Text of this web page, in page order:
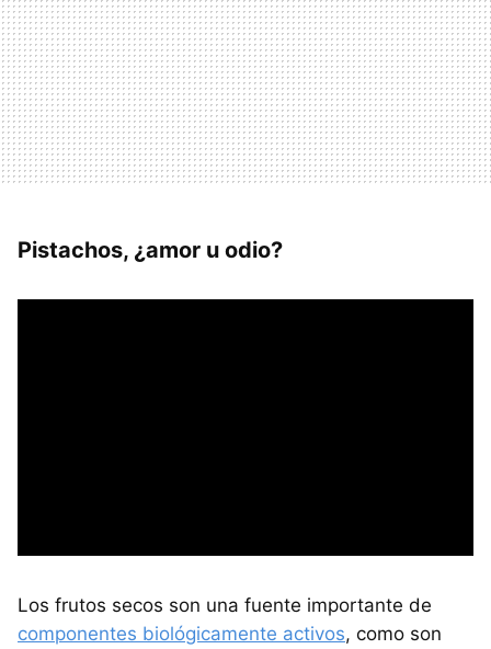
Pistachos, ¿amor u odio?
Los frutos secos son una fuente importante de
componentes biológicamente activos, como son